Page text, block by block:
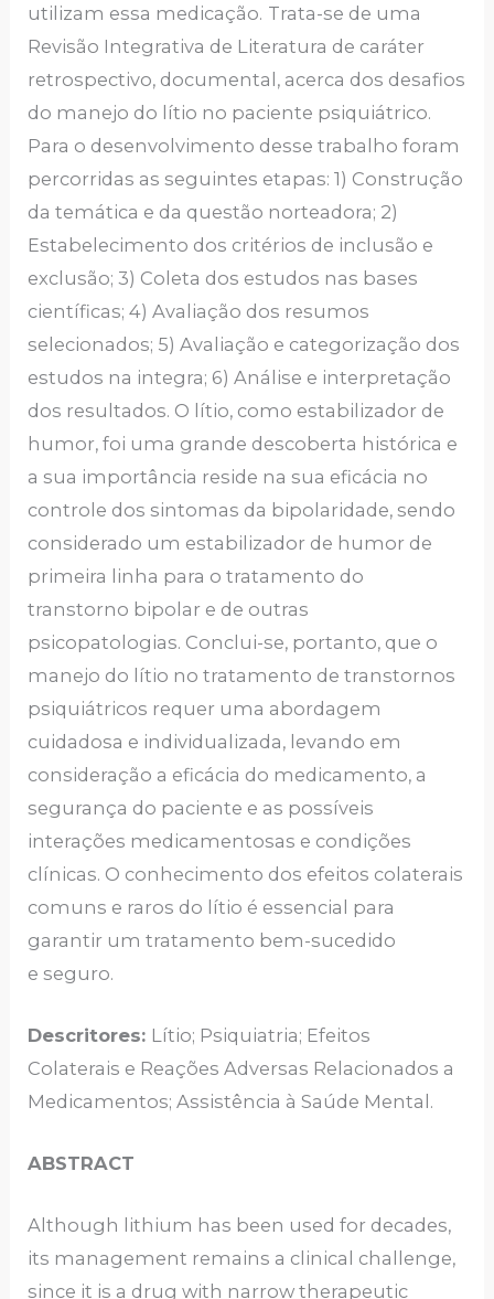
utilizam essa medicação. Trata-se de uma
Revisão Integrativa de Literatura de caráter
retrospectivo, documental, acerca dos desafios
do manejo do lítio no paciente psiquiátrico.
Para o desenvolvimento desse trabalho foram
percorridas as seguintes etapas: 1) Construção
da temática e da questão norteadora; 2)
Estabelecimento dos critérios de inclusão e
exclusão; 3) Coleta dos estudos nas bases
científicas; 4) Avaliação dos resumos
selecionados; 5) Avaliação e categorização dos
estudos na integra; 6) Análise e interpretação
dos resultados. O lítio, como estabilizador de
humor, foi uma grande descoberta histórica e
a sua importância reside na sua eficácia no
controle dos sintomas da bipolaridade, sendo
considerado um estabilizador de humor de
primeira linha para o tratamento do
transtorno bipolar e de outras
psicopatologias. Conclui-se, portanto, que o
manejo do lítio no tratamento de transtornos
psiquiátricos requer uma abordagem
cuidadosa e individualizada, levando em
consideração a eficácia do medicamento, a
segurança do paciente e as possíveis
interações medicamentosas e condições
clínicas. O conhecimento dos efeitos colaterais
comuns e raros do lítio é essencial para
garantir um tratamento bem-sucedido
e seguro.
Descritores: Lítio; Psiquiatria; Efeitos
Colaterais e Reações Adversas Relacionados a
Medicamentos; Assistência à Saúde Mental.
ABSTRACT
Although lithium has been used for decades,
its management remains a clinical challenge,
since it is a drug with narrow therapeutic